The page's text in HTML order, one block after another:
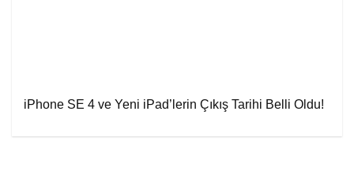
iPhone SE 4 ve Yeni iPad’lerin Çıkış Tarihi Belli Oldu!